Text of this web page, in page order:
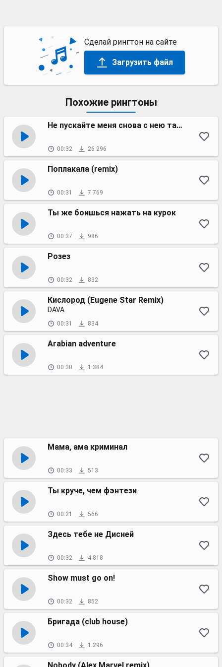
Сделай рингтон на сайте
Загрузить файл
Похожие рингтоны
Не пускайте меня снова с нею танцевать
00:32 26 296
Поплакала (remix)
00:31 7 769
Ты же боишься нажать на курок
00:37 986
Розез
00:32 832
Кислород (Eugene Star Remix)
DAVA
00:31 834
Arabian adventure
00:30 1 384
Мама, ама криминал
00:33 513
Ты круче, чем фэнтези
00:21 566
Здесь тебе не Дисней
00:32 4 818
Show must go on!
00:32 852
Бригада (club house)
00:34 1 296